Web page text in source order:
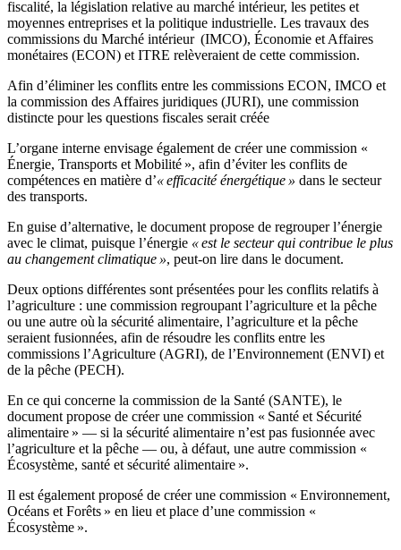
fiscalité, la législation relative au marché intérieur, les petites et
moyennes entreprises et la politique industrielle. Les travaux des
commissions du Marché intérieur (IMCO), Économie et Affaires
monétaires (ECON) et ITRE relèveraient de cette commission.
Afin d’éliminer les conflits entre les commissions ECON, IMCO et
la commission des Affaires juridiques (JURI), une commission
distincte pour les questions fiscales serait créée
L’organe interne envisage également de créer une commission «
Énergie, Transports et Mobilité », afin d’éviter les conflits de
compétences en matière d’« efficacité énergétique » dans le secteur
des transports.
En guise d’alternative, le document propose de regrouper l’énergie
avec le climat, puisque l’énergie « est le secteur qui contribue le plus
au changement climatique », peut-on lire dans le document.
Deux options différentes sont présentées pour les conflits relatifs à
l’agriculture : une commission regroupant l’agriculture et la pêche
ou une autre où la sécurité alimentaire, l’agriculture et la pêche
seraient fusionnées, afin de résoudre les conflits entre les
commissions l’Agriculture (AGRI), de l’Environnement (ENVI) et
de la pêche (PECH).
En ce qui concerne la commission de la Santé (SANTE), le
document propose de créer une commission « Santé et Sécurité
alimentaire » — si la sécurité alimentaire n’est pas fusionnée avec
l’agriculture et la pêche — ou, à défaut, une autre commission «
Écosystème, santé et sécurité alimentaire ».
Il est également proposé de créer une commission « Environnement,
Océans et Forêts » en lieu et place d’une commission «
Écosystème ».